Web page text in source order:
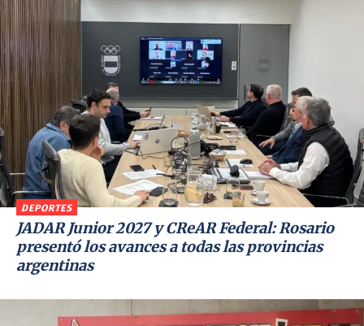
DEPORTES
JADAR Junior 2027 y CReAR Federal: Rosario
presentó los avances a todas las provincias
argentinas